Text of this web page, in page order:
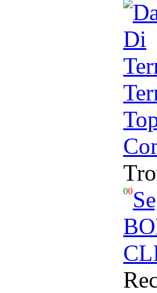
00